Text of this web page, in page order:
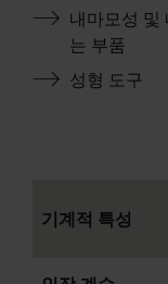
내마모성 및
는 부품
성형 도구
기계적 특성